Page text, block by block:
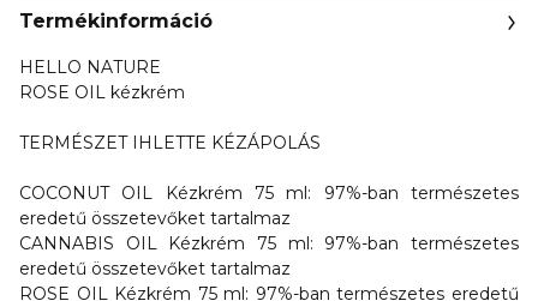
Termékinformáció
HELLO NATURE
ROSE OIL kézkrém
TERMÉSZET IHLETTE KÉZÁPOLÁS
COCONUT OIL Kézkrém 75 ml: 97%-ban természetes
eredetű összetevőket tartalmaz
CANNABIS OIL Kézkrém 75 ml: 97%-ban természetes
eredetű összetevőket tartalmaz
ROSE OIL Kézkrém 75 ml: 97%-ban természetes eredetű